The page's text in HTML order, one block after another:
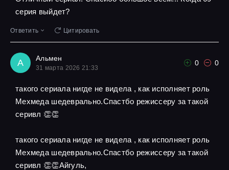
серия выйдет?
Ответить Цитировать
А Альмен
31 марта 2026 21:33
0 0
такого сериала нигде не видела , как исполняет роль
Мехмеда шедеврально.Спастбо режиссеру за такой
серивл 👏👏
такого сериала нигде не видела , как исполняет роль
Мехмеда шедеврально.Спастбо режиссеру за такой
серивл 👏👏Айгуль,